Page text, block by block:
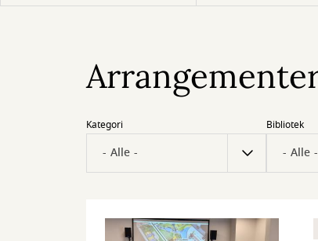
Kategori Bibliotek